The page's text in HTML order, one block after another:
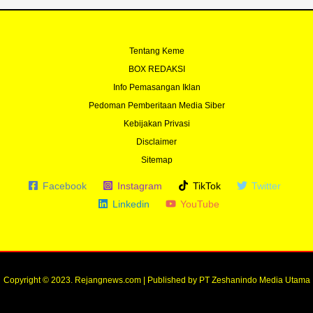
Tentang Keme
BOX REDAKSI
Info Pemasangan Iklan
Pedoman Pemberitaan Media Siber
Kebijakan Privasi
Disclaimer
Sitemap
Facebook Instagram TikTok
Twitter
Linkedin
YouTube
Copyright © 2023. Rejangnews.com | Published by PT Zeshanindo Media Utama